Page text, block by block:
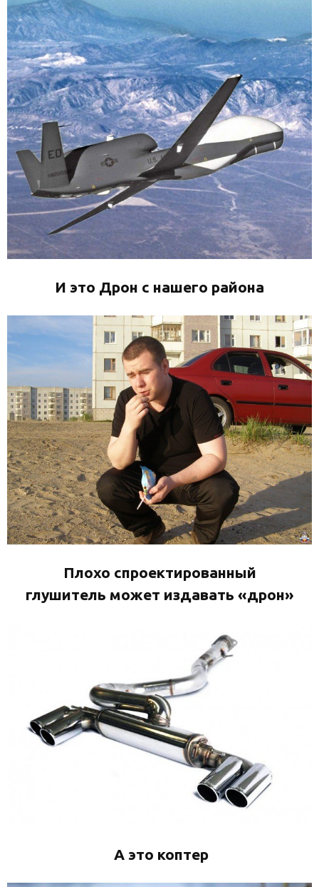
И это Дрон с нашего района
Плохо спроектированный
глушитель может издавать «дрон»
А это коптер